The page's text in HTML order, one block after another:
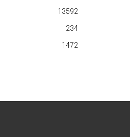
13592
234
1472